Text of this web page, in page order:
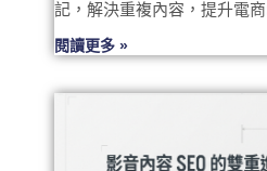
記，解決重複內容，提升電商
閱讀更多 »